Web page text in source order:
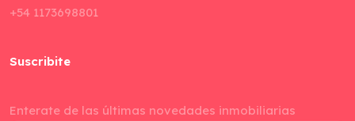
+54 1173698801
Suscribite
Enterate de las últimas novedades inmobiliarias